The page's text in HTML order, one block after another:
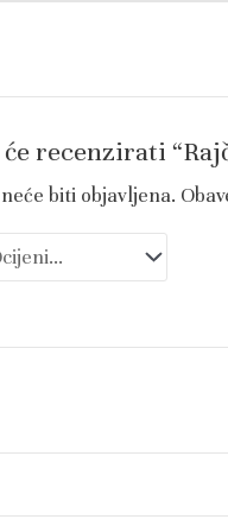
recenzirati
biti objavljena.